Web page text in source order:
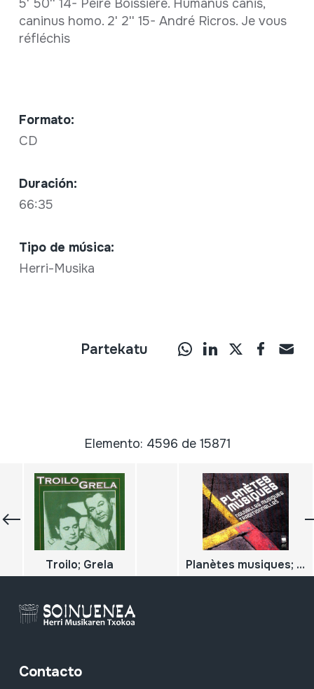
5' 50'' 14- Pèire Boissière. Humanus canis,
caninus homo. 2' 2'' 15- André Ricros. Je vous
réfléchis
Formato:
CD
Duración:
66:35
Tipo de música:
Herri-Musika
Partekatu
Elemento: 4596 de 15871
Troilo; Grela Planètes musiques; Nouvelles musiques traditionnelles
Contacto